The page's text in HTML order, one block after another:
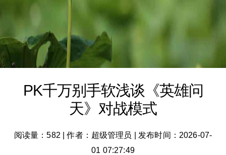
PK千万别手软浅谈《英雄问
天》对战模式
阅读量：582 |作者：超级管理员
发布时间：2026-07-
01 07:27:49